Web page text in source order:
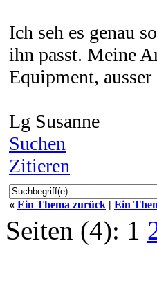
Ich seh es genau
ihn passt. Meine
Equipment,
Lg Susanne
Suchen
Zitieren
« Ein Thema zurück | Ein
Seiten (4): 1